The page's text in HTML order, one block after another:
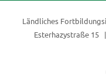
Ländliches
Esterhazystraße 15